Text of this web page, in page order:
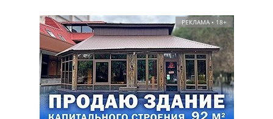
РЕКЛАМА • 18+